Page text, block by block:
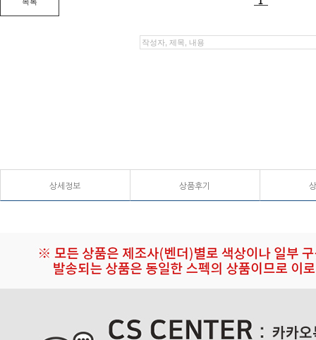
상세정보 상품후기